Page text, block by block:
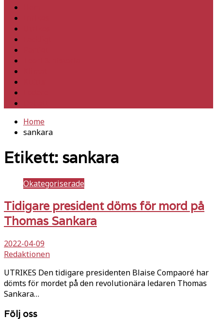
Home
sankara
Etikett: sankara
Okategoriserade
Tidigare president döms för mord på
Thomas Sankara
2022-04-09
Redaktionen
UTRIKES Den tidigare presidenten Blaise Compaoré har
dömts för mordet på den revolutionära ledaren Thomas
Sankara…
Följ oss